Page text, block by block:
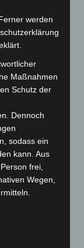
in
eingedämmt
Roten
über
werden
Maßnahmen
Schutz der
Dennoch
sodass ein
kann. Aus
frei,
Wegen,